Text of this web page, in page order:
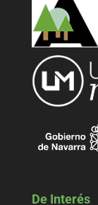
De Interés